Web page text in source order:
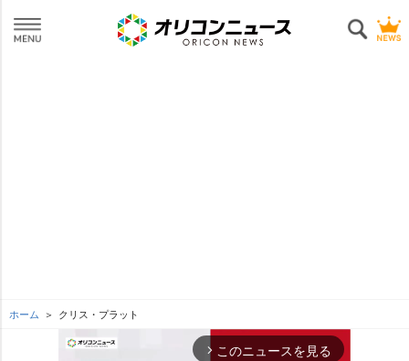
ホーム クリス・プラット
arrow_forward_ios このニュースを見る